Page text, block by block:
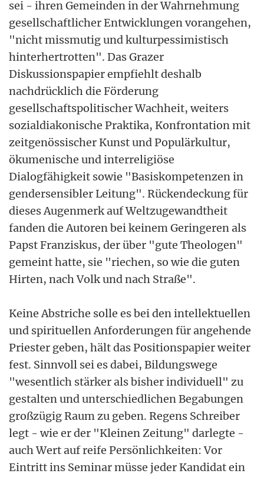
sei - ihren Gemeinden in der Wahrnehmung
gesellschaftlicher Entwicklungen vorangehen,
"nicht missmutig und kulturpessimistisch
hinterhertrotten". Das Grazer
Diskussionspapier empfiehlt deshalb
nachdrücklich die Förderung
gesellschaftspolitischer Wachheit, weiters
sozialdiakonische Praktika, Konfrontation mit
zeitgenössischer Kunst und Populärkultur,
ökumenische und interreligiöse
Dialogfähigkeit sowie "Basiskompetenzen in
gendersensibler Leitung". Rückendeckung für
dieses Augenmerk auf Weltzugewandtheit
fanden die Autoren bei keinem Geringeren als
Papst Franziskus, der über "gute Theologen"
gemeint hatte, sie "riechen, so wie die guten
Hirten, nach Volk und nach Straße".
Keine Abstriche solle es bei den intellektuellen
und spirituellen Anforderungen für angehende
Priester geben, hält das Positionspapier weiter
fest. Sinnvoll sei es dabei, Bildungswege
"wesentlich stärker als bisher individuell" zu
gestalten und unterschiedlichen Begabungen
großzügig Raum zu geben. Regens Schreiber
legt - wie er der "Kleinen Zeitung" darlegte -
auch Wert auf reife Persönlichkeiten: Vor
Eintritt ins Seminar müsse jeder Kandidat ein